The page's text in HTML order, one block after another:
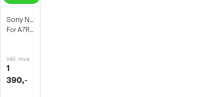
Sony NP-SA100 Batteri
For A7R VI og FX5
inkl. mva
1
390,-